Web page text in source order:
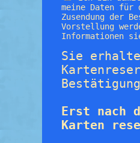
meine Daten für
Zusendung der
Vorstellung
Informationen
Sie
Erst nach
Karten